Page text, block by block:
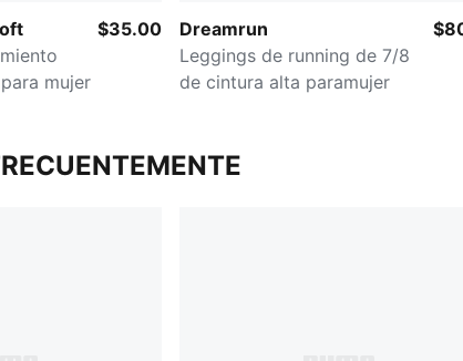
mujer
$35.00
Dreamrun
Leggings de running de 7/8
de cintura alta paramujer